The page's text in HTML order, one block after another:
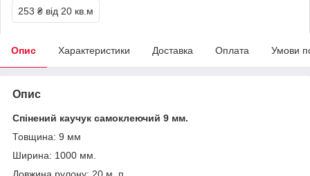
253 ₴ від 20 кв.м
Опис Характеристики Доставка Оплата Умови
Опис
Спінений каучук самоклеючий 9 мм.
Товщина: 9 мм
Ширина: 1000 мм.
Довжина рулону: 20 м. п.